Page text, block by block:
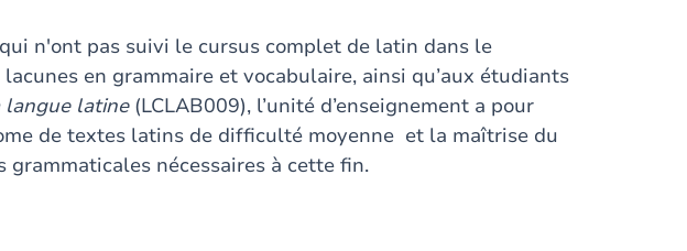
n'ont pas suivi le cursus complet de latin dans le
en grammaire et vocabulaire, ainsi qu’aux étudiants
langue latine(LCLAB009), l’unité d’enseignement a pour
de textes latins de difficulté moyenne et la maîtrise du
grammaticales nécessaires à cette fin.